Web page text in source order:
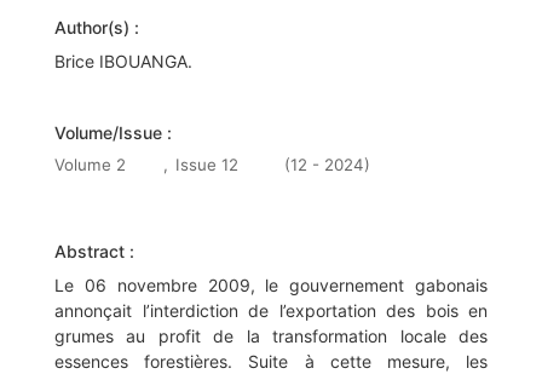
Author(s) :
Brice IBOUANGA.
Volume/Issue :
Volume 2 , Issue 12 (12 - 2024)
Abstract :
Le 06 novembre 2009, le gouvernement gabonais
annonçait l’interdiction de l’exportation des bois en
grumes au profit de la transformation locale des
essences forestières. Suite à cette mesure, les